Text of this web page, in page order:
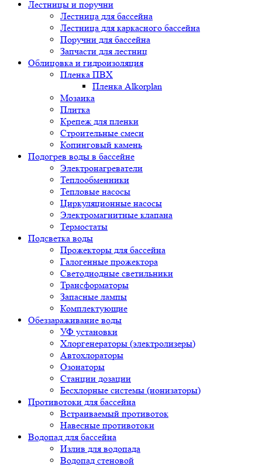
Лестницы и поручни
Лестница для бассейна
Лестница для каркасного бассейна
Поручни для бассейна
Запчасти для лестниц
Облицовка и гидроизоляция
Пленка ПВХ
Пленка Alkorplan
Мозаика
Плитка
Крепеж для пленки
Строительные смеси
Копинговый камень
Подогрев воды в бассейне
Электронагреватели
Теплообменники
Тепловые насосы
Циркуляционные насосы
Электромагнитные клапана
Термостаты
Подсветка воды
Прожекторы для бассейна
Галогенные прожектора
Светодиодные светильники
Трансформаторы
Запасные лампы
Комплектующие
Обеззараживание воды
УФ установки
Хлоргенераторы (электролизеры)
Автохлораторы
Озонаторы
Станции дозации
Бесхлорные системы (ионизаторы)
Противотоки для бассейна
Встраиваемый противоток
Навесные противотоки
Водопад для бассейна
Излив для водопада
Водопад стеновой